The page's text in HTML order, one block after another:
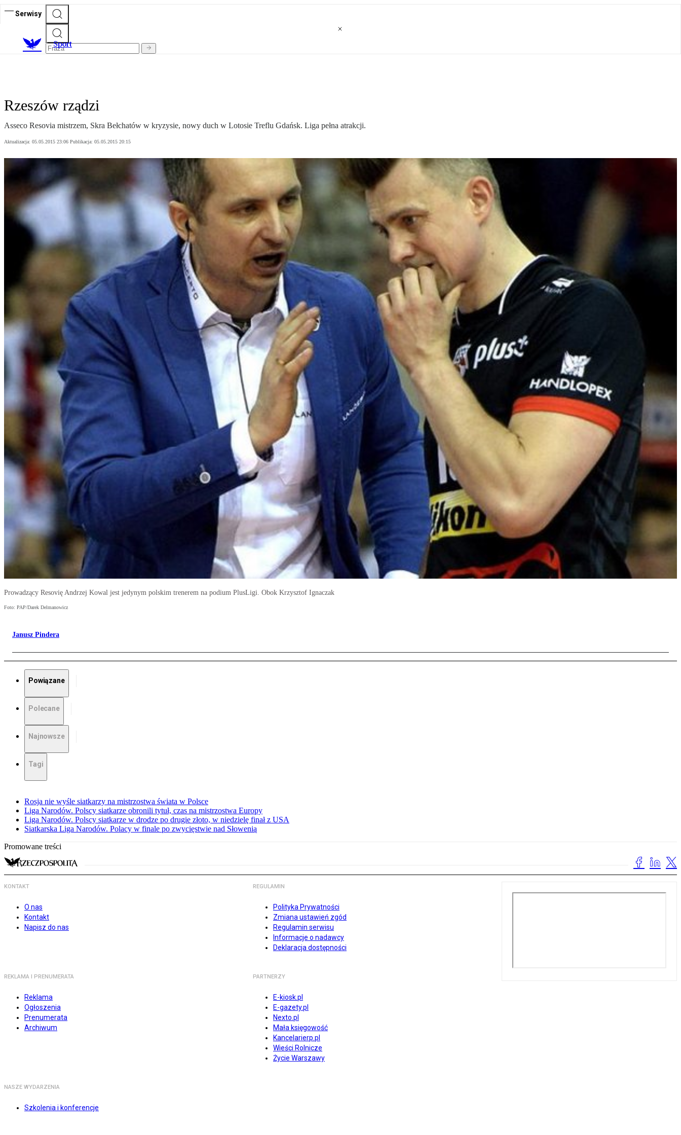
Serwisy
Sport
Rzeszów rządzi
Asseco Resovia mistrzem, Skra Bełchatów w kryzysie, nowy duch w Lotosie Treflu Gdańsk. Liga pełna atrakcji.
Aktualizacja: 05.05.2015 23:06 Publikacja: 05.05.2015 20:15
Prowadzący Resovię Andrzej Kowal jest jedynym polskim trenerem na podium PlusLigi. Obok Krzysztof Ignaczak
Foto: PAP/Darek Delmanowicz
Janusz Pindera
Powiązane
Polecane
Najnowsze
Tagi
Rosja nie wyśle siatkarzy na mistrzostwa świata w Polsce
Liga Narodów. Polscy siatkarze obronili tytuł, czas na mistrzostwa Europy
Liga Narodów. Polscy siatkarze w drodze po drugie złoto, w niedzielę finał z USA
Siatkarska Liga Narodów. Polacy w finale po zwycięstwie nad Słowenią
Promowane treści
KONTAKT
O nas
Kontakt
Napisz do nas
REGULAMIN
Polityka Prywatności
Zmiana ustawień zgód
Regulamin serwisu
Informacje o nadawcy
Deklaracja dostępności
REKLAMA I PRENUMERATA
Reklama
Ogłoszenia
Prenumerata
Archiwum
PARTNERZY
E-kiosk.pl
E-gazety.pl
Nexto.pl
Mała księgowość
Kancelarierp.pl
Wieści Rolnicze
Życie Warszawy
NASZE WYDARZENIA
Szkolenia i konferencje